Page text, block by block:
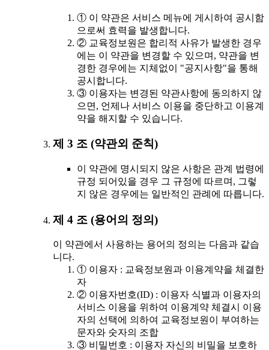
① 이 약관은 서비스 메뉴에 게시하여 공시함
으로써 효력을 발생합니다.
② 교육정보원은 합리적 사유가 발생한 경우
에는 이 약관을 변경할 수 있으며, 약관을 변
경한 경우에는 지체없이 "공지사항"을 통해
공시합니다.
③ 이용자는 변경된 약관사항에 동의하지 않
으면, 언제나 서비스 이용을 중단하고 이용계
약을 해지할 수 있습니다.
제 3 조 (약관외 준칙)
이 약관에 명시되지 않은 사항은 관계 법령에
규정 되어있을 경우 그 규정에 따르며, 그렇
지 않은 경우에는 일반적인 관례에 따릅니다.
제 4 조 (용어의 정의)
이 약관에서 사용하는 용어의 정의는 다음과 같습
니다.
① 이용자 : 교육정보원과 이용계약을 체결한
자
② 이용자번호(ID) : 이용자 식별과 이용자의
서비스 이용을 위하여 이용계약 체결시 이용
자의 선택에 의하여 교육정보원이 부여하는
문자와 숫자의 조합
③ 비밀번호 : 이용자 자신의 비밀을 보호하